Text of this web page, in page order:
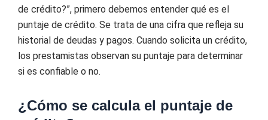
de crédito?”, primero debemos entender qué es el
puntaje de crédito. Se trata de una cifra que refleja su
historial de deudas y pagos. Cuando solicita un crédito,
los prestamistas observan su puntaje para determinar
si es confiable o no.
¿Cómo se calcula el puntaje de